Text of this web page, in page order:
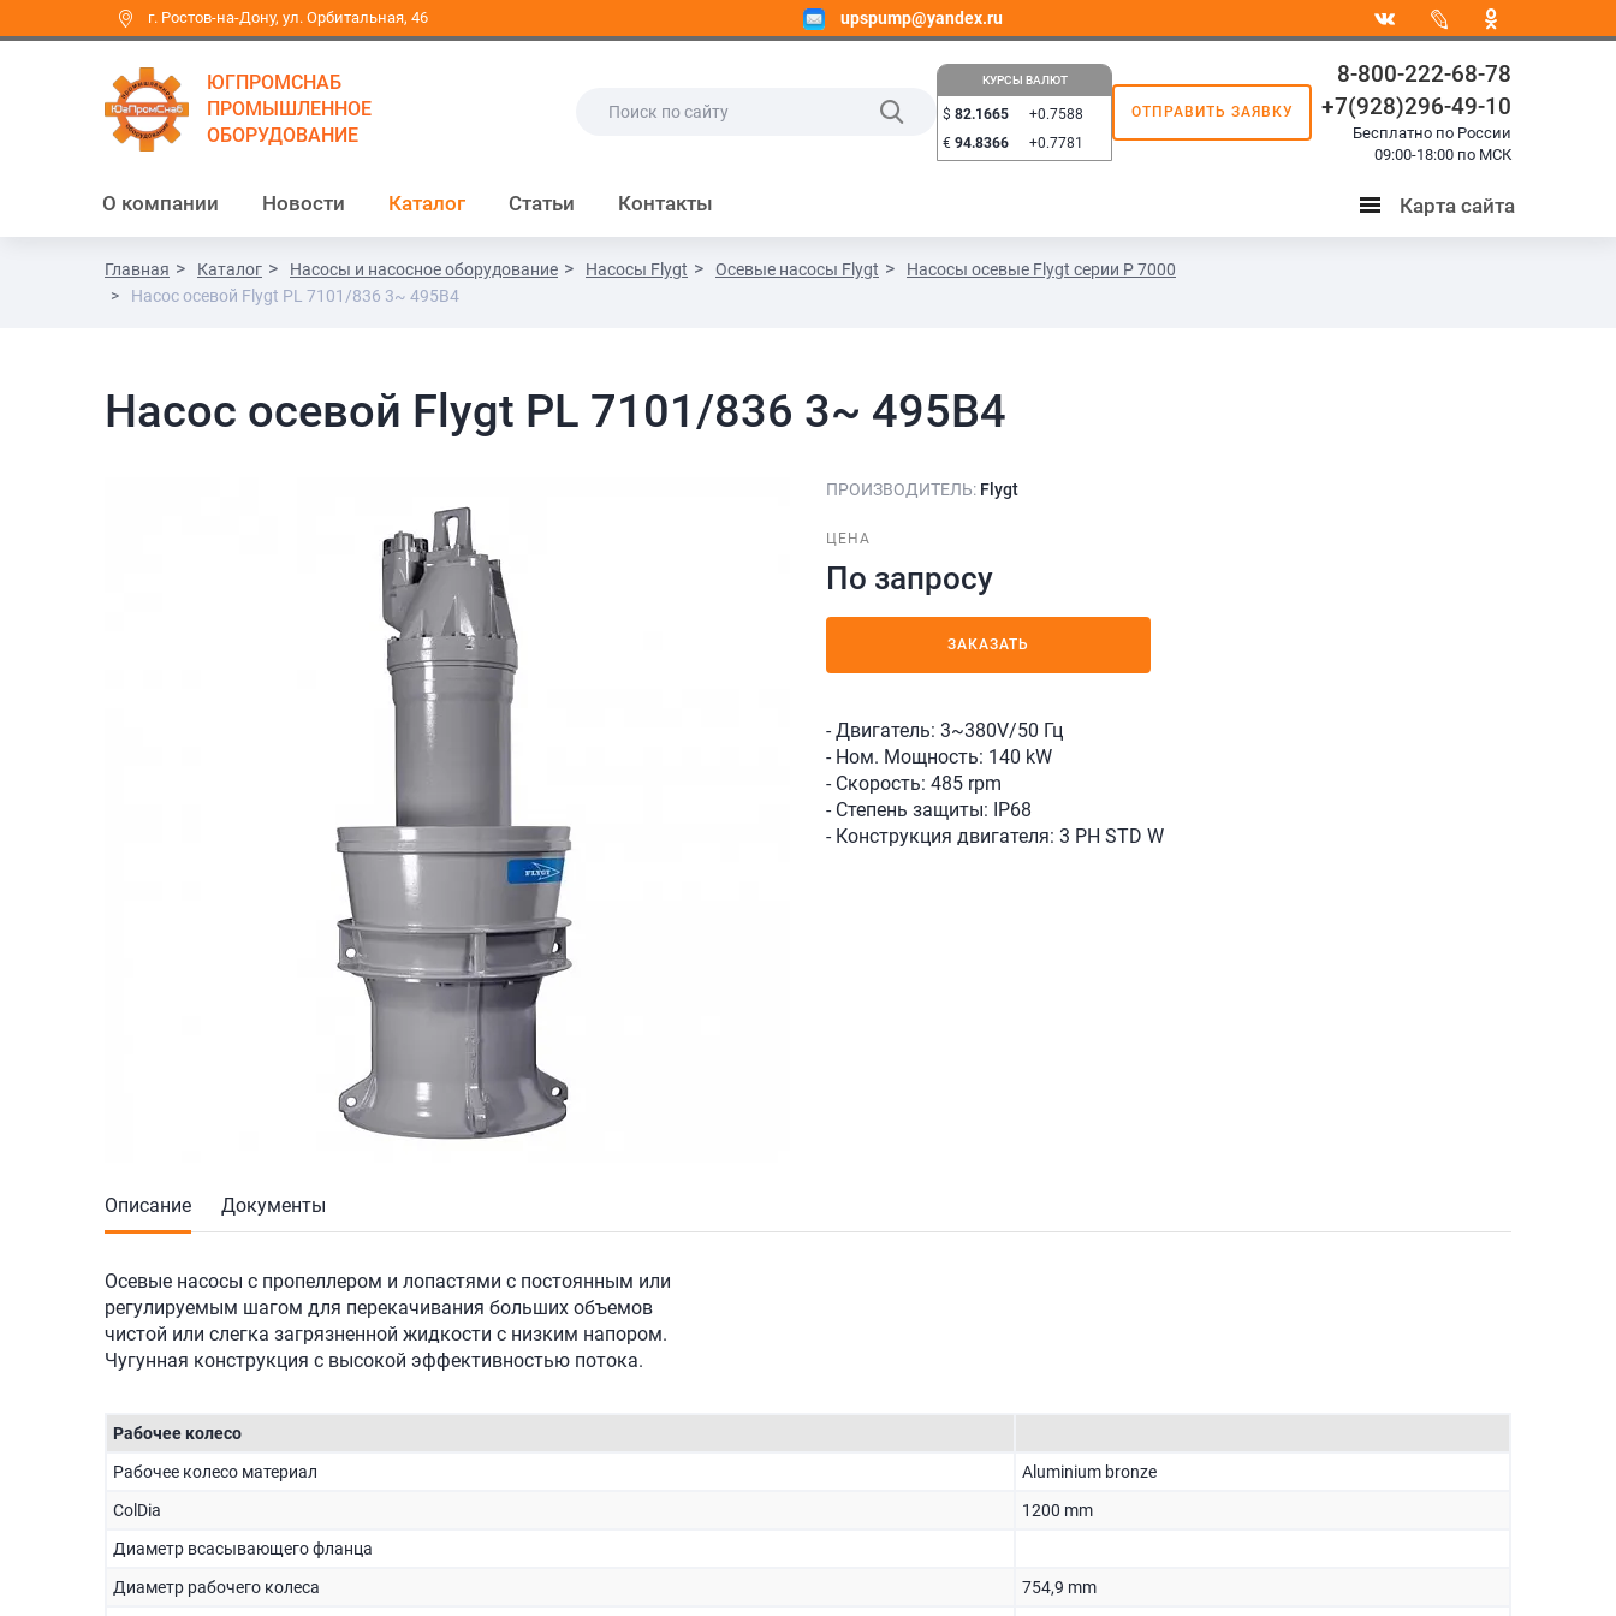
г. Ростов-на-Дону, ул. Орбитальная, 46 upspump@yandex.ru
ЮГПРОМСНАБ
ПРОМЫШЛЕННОЕ
ОБОРУДОВАНИЕ
КУРСЫ ВАЛЮТ
$ 82.1665
€ 94.8366
+0.7588
+0.7781
ОТПРАВИТЬ ЗАЯВКУ
8-800-222-68-78
+7(928)296-49-10
Бесплатно по России
09:00-18:00 по МСК
О компании Новости Каталог Статьи Контакты
Карта
сайта
Карта сайта
Главная Каталог Насосы и насосное оборудование Насосы Flygt Осевые насосы Flygt
Насосы осевые Flygt серии P 7000
Насос осевой Flygt PL 7101/836 3~ 495B4
Насос осевой Flygt PL 7101/836 3~ 495B4
ПРОИЗВОДИТЕЛЬ: Flygt
ЦЕНА
По запросу
ЗАКАЗАТЬ
- Двигатель: 3~380V/50 Гц
- Ном. Мощность: 140 kW
- Скорость: 485 rpm
- Степень защиты: IP68
- Конструкция двигателя: 3 PH STD W
Описание Документы
Осевые насосы с пропеллером и лопастями с постоянным или
регулируемым шагом для перекачивания больших объемов
чистой или слегка загрязненной жидкости с низким напором.
Чугунная конструкция с высокой эффективностью потока.
Рабочее колесо
Рабочее колесо материал
Aluminium bronze
ColDia
1200 mm
Диаметр всасывающего фланца
Диаметр рабочего колеса
754,9 mm